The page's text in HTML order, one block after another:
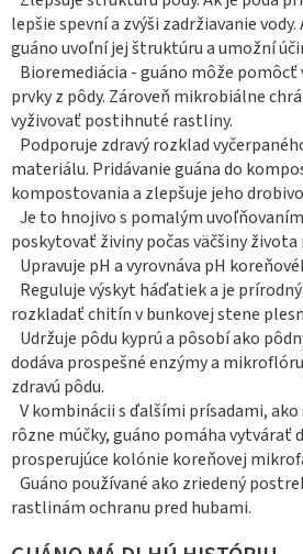
lepšie spevní a zvýši zadržiavanie
guáno uvoľní jej štruktúru a umožní
Bioremediácia - guáno môže
prvky z pôdy. Zároveň mikrobiálne
vyživovať postihnuté rastliny.
Podporuje zdravý rozklad
materiálu. Pridávanie guána do
kompostovania a zlepšuje jeho
Je to hnojivo s pomalým
poskytovať živiny počas väčšiny života
Upravuje pH a vyrovnáva pH
Reguluje výskyt háďatiek a je
rozkladať chitín v bunkovej stene
Udržuje pôdu kyprú a pôsobí ako
dodáva prospešné enzýmy a
zdravú pôdu.
V kombinácii s ďalšími prísadami,
rôzne múčky, guáno pomáha vytvárať
prosperujúce kolónie koreňovej
Guáno používané ako zriedený
rastlinám ochranu pred hubami.